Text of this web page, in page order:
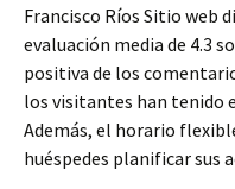
Francisco Ríos Sitio web
evaluación media de 4.3
positiva de los
los visitantes han tenido
Además, el horario
huéspedes planificar sus